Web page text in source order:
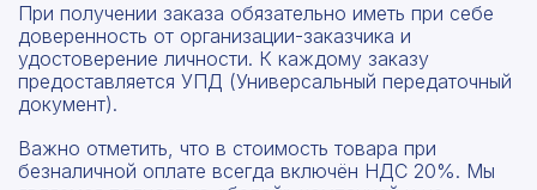
При получении заказа обязательно иметь при себе
доверенность от организации-заказчика и
удостоверение личности. К каждому заказу
предоставляется УПД (Универсальный передаточный
документ).
Важно отметить, что в стоимость товара при
безналичной оплате всегда включён НДС 20%. Мы